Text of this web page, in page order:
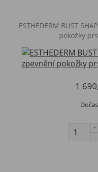
​ESTHEDERM BUST
pokožky
1